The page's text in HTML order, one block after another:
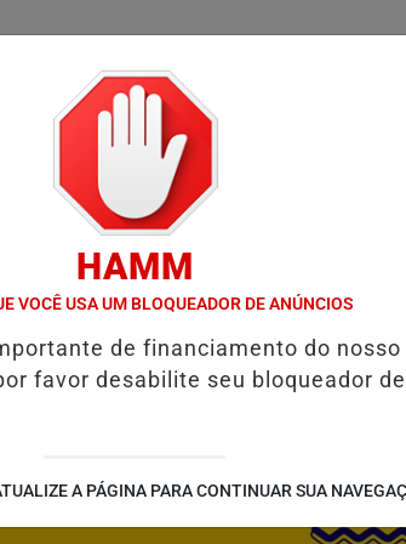
COLUNAS EMPREGOS
EMOCIONAL FIM DA COPA DO
HAMM
VOCÊ USA UM BLOQUEADOR DE ANÚNCIOS
de financiamento do nosso
favor desabilite seu bloqueador
A PÁGINA PARA CONTINUAR SUA